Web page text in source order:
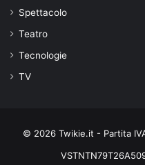
Spettacolo
Teatro
Tecnologie
TV
© 2026 Twikie.it - Partita